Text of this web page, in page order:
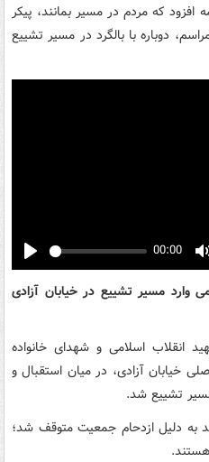
که مردم در مسیر بمانند، پیکر
دوباره با بالگرد در مسیر تشییع
Play
00:00
وارد مسیر تشییع در خیابان آزادی
انقلاب اسلامی و شهدای خانواده
خیابان آزادی، در میان استقبال و
تشییع شد.
به دلیل ازدحام جمعیت متوقف شد؛‌